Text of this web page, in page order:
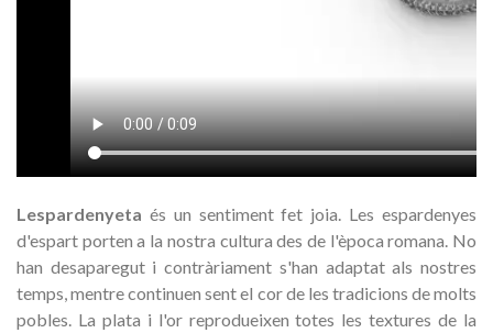
Lespardenyeta és un sentiment fet joia Les espardenyes
d'espart porten a la nostra cultura des de l'època romana. No
han desaparegut i contràriament s'han adaptat als nostres
temps mentrecontinuen sent el cordeles tradicions de molts
pobles. La plata i l'or reprodueixen totes les textures de la